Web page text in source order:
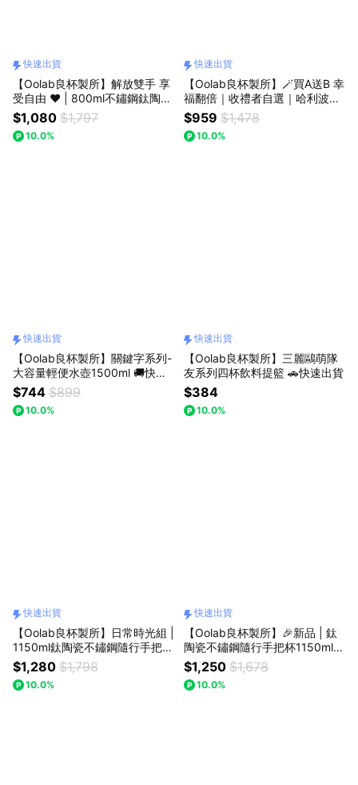
快速出貨
【Oolab良杯製所】解放雙手 享
受自由 ❤️ | 800ml不鏽鋼鈦陶瓷
易潔層隨行杯+手把杯提袋+25
跳跳吸管🚗快速出貨
$1,080 $1,797
10.0%
快速出貨
【Oolab良杯製所】🪄買A送B 幸
福翻倍｜收禮者自選｜哈利波特
850ml吸管杯 ｜贈可翻摺提袋
+贈海綿刷 🚗快速出貨
$959 $1,478
10.0%
快速出貨
【Oolab良杯製所】關鍵字系列-
大容量輕便水壺1500ml 🚚快速
出貨
$744 $899
10.0%
快速出貨
【Oolab良杯製所】三麗鷗萌隊
友系列四杯飲料提籃 🚗快速出貨
$384
10.0%
快速出貨
【Oolab良杯製所】日常時光組 |
1150ml鈦陶瓷不鏽鋼隨行手把杯
+小時光假期提袋✨新色🚗快速
出貨
$1,280 $1,798
10.0%
快速出貨
【Oolab良杯製所】🎉新品 | 鈦
陶瓷不鏽鋼隨行手把杯1150ml
小莊園提袋組 🚗快速出貨
$1,250 $1,678
10.0%